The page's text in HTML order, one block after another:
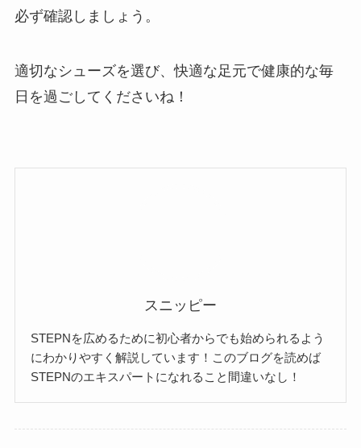
必ず確認しましょう。
適切なシューズを選び、快適な足元で健康的な毎
日を過ごしてくださいね！
スニッピー
STEPNを広めるために初心者からでも始められるよう
にわかりやすく解説しています！このブログを読めば
STEPNのエキスパートになれること間違いなし！